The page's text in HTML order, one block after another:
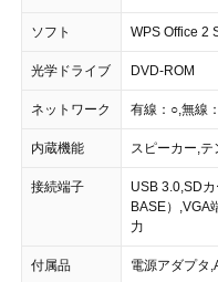
ソフト WPS Office 2
光学ドライブ DVD-ROM
ネットワーク 有線：○,無線
内蔵機能 スピーカー,テ
接続端子
USB 3.0,SD
BASE）,VGA
力
付属品 電源アダプタ